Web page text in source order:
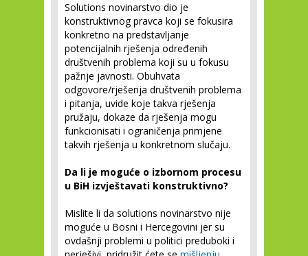
Solutions novinarstvo dio je
konstruktivnog pravca koji se fokusira
konkretno na predstavljanje
potencijalnih rješenja određenih
društvenih problema koji su u fokusu
pažnje javnosti. Obuhvata
odgovore/rješenja društvenih problema
i pitanja, uvide koje takva rješenja
pružaju, dokaze da rješenja mogu
funkcionisati i ograničenja primjene
takvih rješenja u konkretnom slučaju.
Da li je moguće o izbornom procesu
u BiH izvještavati konstruktivno?
Mislite li da solutions novinarstvo nije
moguće u Bosni i Hercegovini jer su
ovdašnji problemi u politici preduboki i